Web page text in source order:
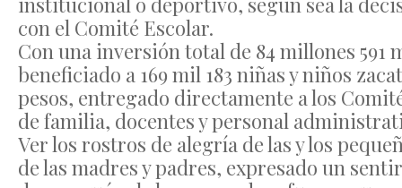
con el Comité Escolar.
Con una inversión total de 84 millones 591
beneficiado a 169 mil 183 niñas y niños
pesos, entregado directamente a los
de familia, docentes y personal
Ver los rostros de alegría de las y los
de las madres y padres, expresado un